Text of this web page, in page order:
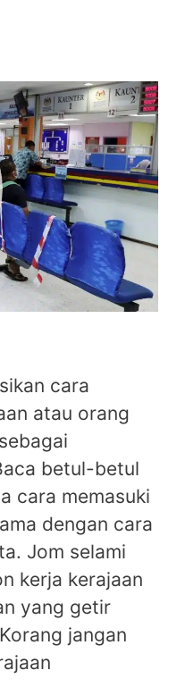
cara
atau orang
betul-betul
cara memasuki
dengan cara
Jom selami
kerja kerajaan
yang getir
jangan